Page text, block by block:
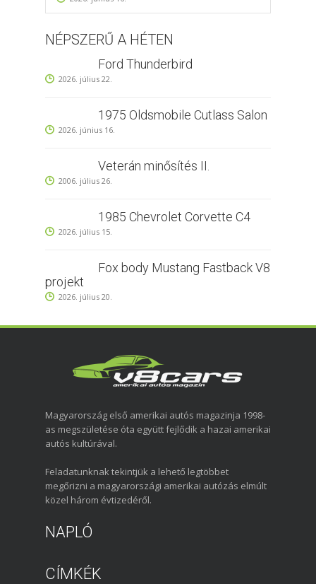
NÉPSZERŰ A HÉTEN
Ford Thunderbird
2026. július 22.
1975 Oldsmobile Cutlass Salon
2026. június 16.
Veterán minősítés II.
2006. július 26.
1985 Chevrolet Corvette C4
2026. július 15.
Fox body Mustang Fastback V8
projekt
2026. július 20.
Magyarország első amerikai autós magazinja 1998-
as megszületése óta együtt fejlődik a hazai amerikai
autós kultúrával.
Feladatunknak tekintjük a lehető legtöbbet
megőrizni a magyarországi amerikai autózás elmúlt
közel három évtizedéről.
NAPLÓ
CÍMKÉK